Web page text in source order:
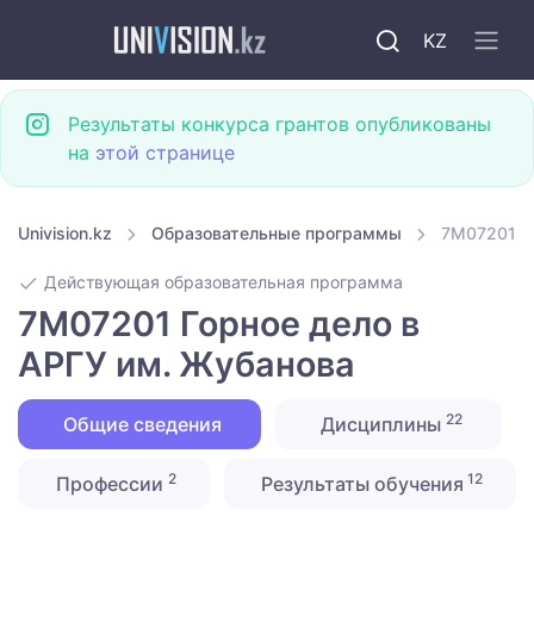
KZ
Результаты конкурса грантов опубликованы
на этой странице
Univision.kz Образовательные программы 7M07201
Действующая образовательная программа
7M07201 Горное дело в
АРГУ им. Жубанова
Общие сведения Дисциплины 22
Профессии 2 Результаты обучения 12